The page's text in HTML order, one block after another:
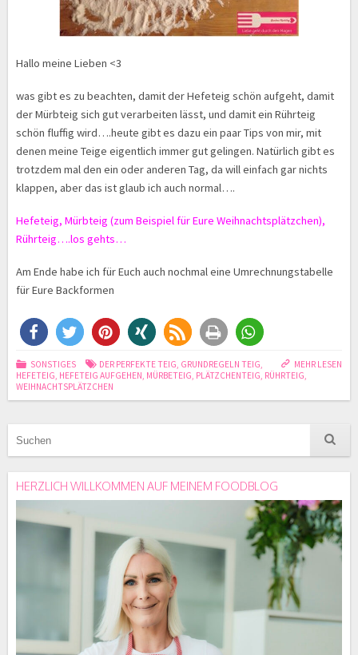
Hallo meine Lieben <3
was gibt es zu beachten, damit der Hefeteig schön aufgeht, damit
der Mürbteig sich gut verarbeiten lässt, und damit ein Rührteig
schön fluffig wird….heute gibt es dazu ein paar Tips von mir, mit
denen meine Teige eigentlich immer gut gelingen. Natürlich gibt es
trotzdem mal den ein oder anderen Tag, da will einfach gar nichts
klappen, aber das ist glaub ich auch normal….
Hefeteig, Mürbteig (zum Beispiel für Eure Weihnachtsplätzchen),
Rührteig….los gehts…
Am Ende habe ich für Euch auch nochmal eine Umrechnungstabelle
für Eure Backformen
MEHR LESEN
SONSTIGES DER PERFEKTE TEIG, GRUNDREGELN TEIG,
HEFETEIG, HEFETEIG AUFGEHEN, MÜRBETEIG, PLÄTZCHENTEIG, RÜHRTEIG,
WEIHNACHTSPLÄTZCHEN
HERZLICH WILLKOMMEN AUF MEINEM FOODBLOG